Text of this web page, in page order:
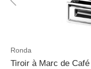
Ronda
Tiroir à Marc de